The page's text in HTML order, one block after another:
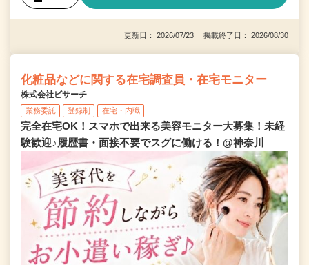
更新日： 2026/07/23 掲載終了日： 2026/08/30
化粧品などに関する在宅調査員・在宅モニター
株式会社ビサーチ
業務委託 登録制 在宅・内職
完全在宅OK！スマホで出来る美容モニター大募集！未経
験歓迎♪履歴書・面接不要でスグに働ける！@神奈川